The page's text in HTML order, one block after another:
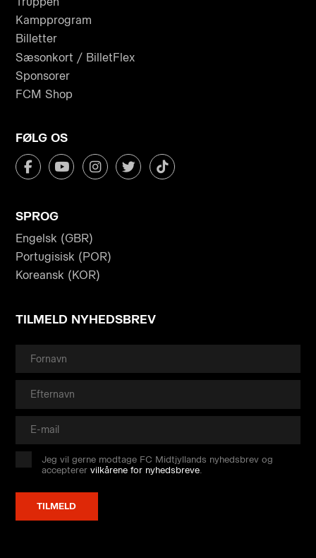
Kampprogram
Billetter
Sæsonkort / BilletFlex
Sponsorer
FCM Shop
FØLG OS
SPROG
Engelsk (GBR)
Portugisisk (POR)
Koreansk (KOR)
TILMELD NYHEDSBREV
Jeg vil gerne modtage FC Midtjyllands nyhedsbrev og
accepterervilkårene for nyhedsbreve